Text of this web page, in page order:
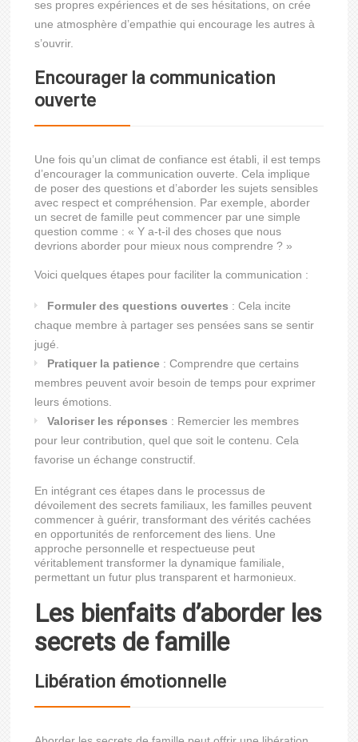
ses propres expériences et de ses hésitations, on crée
une atmosphère d’empathie qui encourage les autres à
s’ouvrir.
Encourager la communication
ouverte
Une fois qu’un climat de confiance est établi, il est temps
d’encourager la communication ouverte. Cela implique
de poser des questions et d’aborder les sujets sensibles
avec respect et compréhension. Par exemple, aborder
un secret de famille peut commencer par une simple
question comme : « Y a-t-il des choses que nous
devrions aborder pour mieux nous comprendre ? »
Voici quelques étapes pour faciliter la communication :
Formuler des questions ouvertes : Cela incite
chaque membre à partager ses pensées sans se sentir
jugé.
Pratiquer la patience : Comprendre que certains
membres peuvent avoir besoin de temps pour exprimer
leurs émotions.
Valoriser les réponses : Remercier les membres
pour leur contribution, quel que soit le contenu. Cela
favorise un échange constructif.
En intégrant ces étapes dans le processus de
dévoilement des secrets familiaux, les familles peuvent
commencer à guérir, transformant des vérités cachées
en opportunités de renforcement des liens. Une
approche personnelle et respectueuse peut
véritablement transformer la dynamique familiale,
permettant un futur plus transparent et harmonieux.
Les bienfaits d’aborder les
secrets de famille
Libération émotionnelle